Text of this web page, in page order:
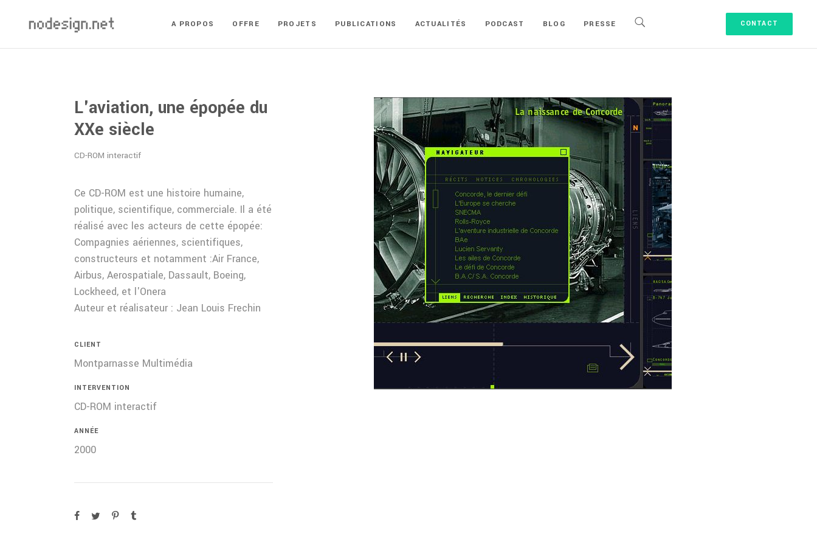
CONTACT
A PROPOS OFFRE PROJETS PUBLICATIONS ACTUALITÉS PODCAST BLOG PRESSE
L'aviation, une épopée du
XXe siècle
CD-ROM interactif
Ce CD-ROM est une histoire humaine,
politique, scientifique, commerciale. Il a été
réalisé avec les acteurs de cette épopée:
Compagnies aériennes, scientifiques,
constructeurs et notamment :Air France,
Airbus, Aerospatiale, Dassault, Boeing,
Lockheed, et l'Onera
Auteur et réalisateur : Jean Louis Frechin
CLIENT
Montparnasse Multimédia
INTERVENTION
CD-ROM interactif
ANNÉE
2000